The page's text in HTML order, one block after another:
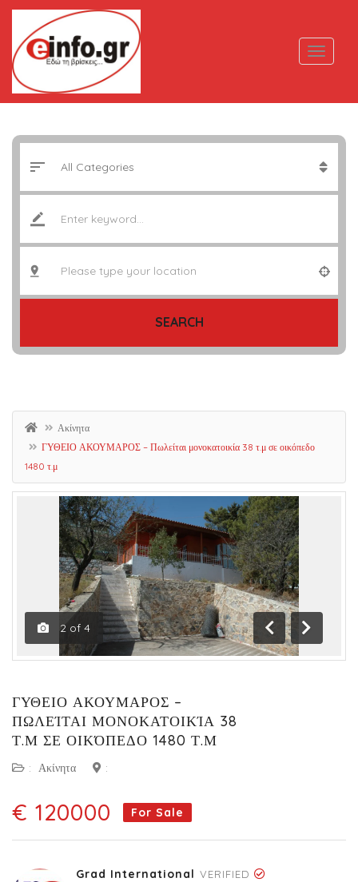
SEARCH
Ακίνητα
ΓΥΘΕΙΟ ΑΚΟΥΜΑΡΟΣ – Πωλείται μονοκατοικία 38 τ.μ σε οικόπεδο
1480 τ.μ
2 of 4
Previous
Next
ΓΥΘΕΙΟ ΑΚΟΥΜΑΡΟΣ –
ΠΩΛΕΊΤΑΙ ΜΟΝΟΚΑΤΟΙΚΊΑ 38
Τ.Μ ΣΕ ΟΙΚΌΠΕΔΟ 1480 Τ.Μ
: Ακίνητα :
€ 120000 For Sale
Grad International VERIFIED